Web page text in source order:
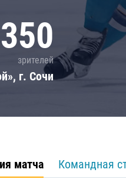
350
зрителей
г. Сочи
матча Командная